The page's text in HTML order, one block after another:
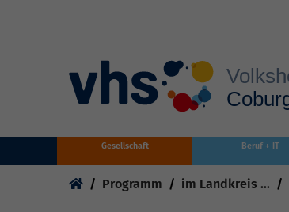
Skip to main content
Gesellschaft Beruf + IT
Programm im Landkreis ...